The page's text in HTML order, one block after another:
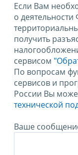
Если Вам
о
получить
сервисом
По вопросам
сервисов и
России Вы
технической
Ваше